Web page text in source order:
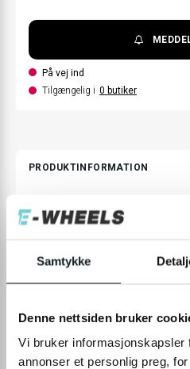
Samtykke
Denne nettsiden bruker
Vi bruker informasjonskapsler
annonser et personlig preg,
På vej ind
Tilgængelig i 0 butiker
PRODUKTINFORMATION
Frontlad til Momas Voyager
foran på cyklen. Tilpasset
funktionalitet med stil. Nem at